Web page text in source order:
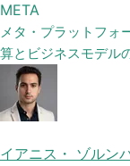
META
メタ・プラットフォ
算とビジネスモデル
イアニス・ ゾルン